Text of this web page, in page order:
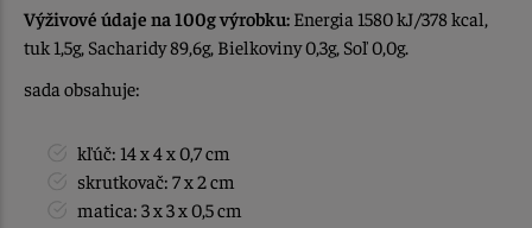
Výživové údaje na 100g výrobku: Energia 1580 kJ/378 kcal,
tuk 1,5g, Sacharidy 89,6g, Bielkoviny 0,3g, Soľ 0,0g.
sada obsahuje:
kľúč: 14 x 4 x 0,7 cm
skrutkovač: 7 x 2 cm
matica: 3 x 3 x 0,5 cm